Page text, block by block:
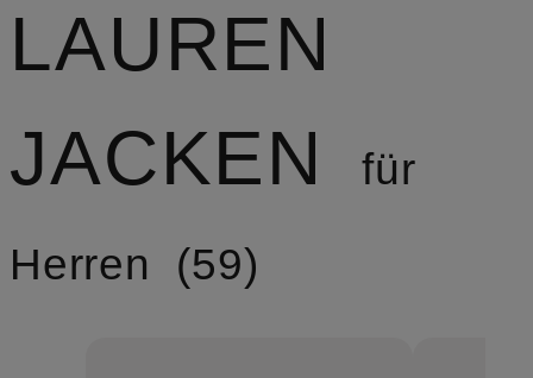
LAUREN
JACKEN
für
Herren
59